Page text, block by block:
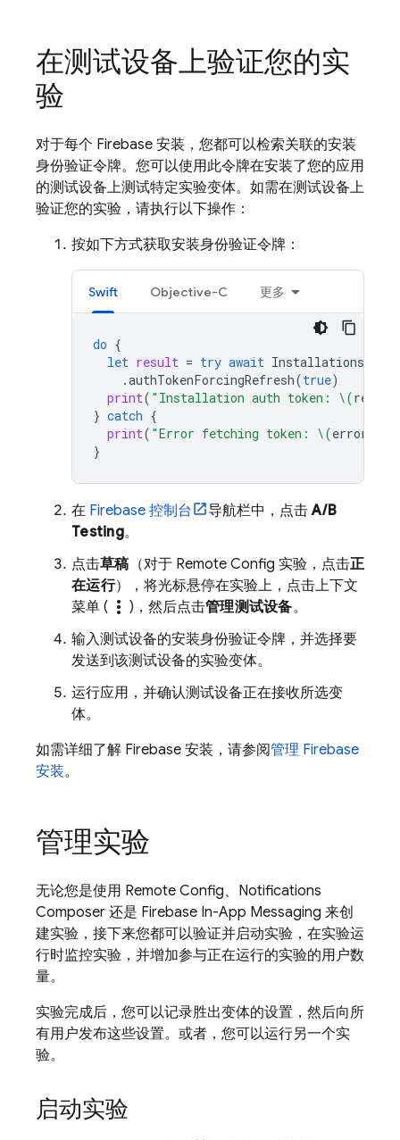
在测试设备上验证您的实
验
对于每个 Firebase 安装，您都可以检索关联的安装
身份验证令牌。您可以使用此令牌在安装了您的应用
的测试设备上测试特定实验变体。如需在测试设备上
验证您的实验，请执行以下操作：
按如下方式获取安装身份验证令牌：
Swift Objective-C 更多
do {
let result = try await Installations
.authTokenForcingRefresh(true)
print( "Installation auth token: \(result
} catch {
print( "Error fetching token: \(error
}
在 Firebase 控制台 导航栏中，点击A/B
Testing。
点击草稿 （对于 Remote Config 实验，点击正
在运行），将光标悬停在实验上，点击上下文
菜单 ( more_vert )，然后点击管理测试设备。
输入测试设备的安装身份验证令牌，并选择要
发送到该测试设备的实验变体。
运行应用，并确认测试设备正在接收所选变
体。
如需详细了解 Firebase 安装，请参阅管理 Firebase
安装。
管理实验
无论您是使用 Remote Config、Notifications
Composer 还是 Firebase In-App Messaging 来创
建实验，接下来您都可以验证并启动实验，在实验运
行时监控实验，并增加参与正在运行的实验的用户数
量。
实验完成后，您可以记录胜出变体的设置，然后向所
有用户发布这些设置。或者，您可以运行另一个实
验。
启动实验